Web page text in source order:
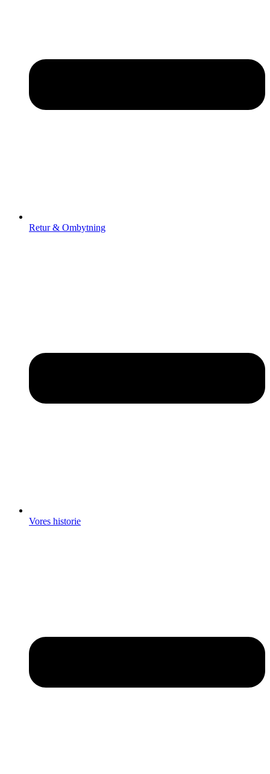
Retur & Ombytning
Vores historie